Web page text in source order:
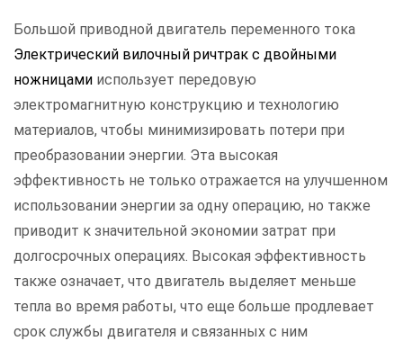
Большой приводной двигатель переменного тока
Электрический вилочный ричтрак с двойными
ножницами использует передовую
электромагнитную конструкцию и технологию
материалов, чтобы минимизировать потери при
преобразовании энергии. Эта высокая
эффективность не только отражается на улучшенном
использовании энергии за одну операцию, но также
приводит к значительной экономии затрат при
долгосрочных операциях. Высокая эффективность
также означает, что двигатель выделяет меньше
тепла во время работы, что еще больше продлевает
срок службы двигателя и связанных с ним